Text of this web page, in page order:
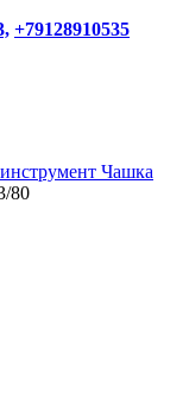
+79128910535
Чашка
80